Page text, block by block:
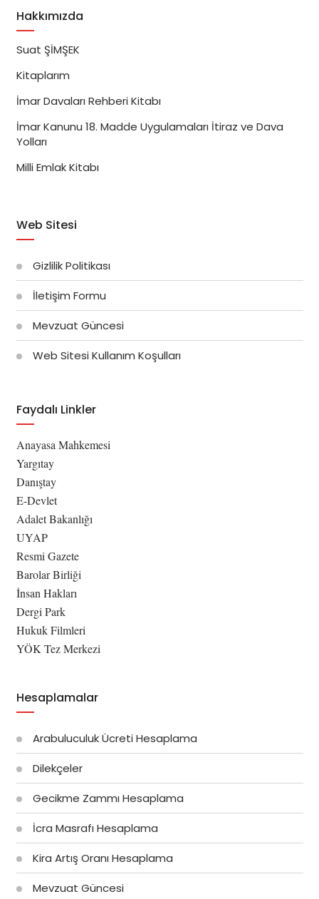
Hakkımızda
Suat ŞİMŞEK
Kitaplarım
İmar Davaları Rehberi Kitabı
İmar Kanunu 18. Madde Uygulamaları İtiraz ve Dava
Yolları
Milli Emlak Kitabı
Web Sitesi
Gizlilik Politikası
İletişim Formu
Mevzuat Güncesi
Web Sitesi Kullanım Koşulları
Faydalı Linkler
Anayasa Mahkemesi
Yargıtay
Danıştay
E-Devlet
Adalet Bakanlığı
UYAP
Resmi Gazete
Barolar Birliği
İnsan Hakları
Dergi Park
Hukuk Filmleri
YÖK Tez Merkezi
Hesaplamalar
Arabuluculuk Ücreti Hesaplama
Dilekçeler
Gecikme Zammı Hesaplama
İcra Masrafı Hesaplama
Kira Artış Oranı Hesaplama
Mevzuat Güncesi